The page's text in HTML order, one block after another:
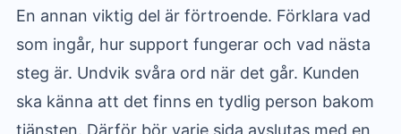
En annan viktig del är förtroende. Förklara vad
som ingår, hur support fungerar och vad nästa
steg är. Undvik svåra ord när det går. Kunden
ska känna att det finns en tydlig person bakom